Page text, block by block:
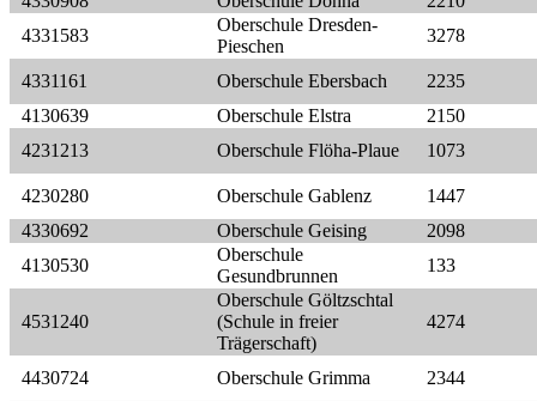
4331583
Oberschule Dresden-
Pieschen
3278
4331161 Oberschule Ebersbach
2235
4130639
Oberschule Elstra
2150
4231213
Oberschule Flöha-Plaue 1073
4230280 Oberschule Gablenz
1447
4330692
Oberschule Geising
2098
4130530
Oberschule
Gesundbrunnen
133
4531240
Oberschule Göltzschtal
(Schule in freier
Trägerschaft)
4274
4430724 Oberschule Grimma
2344